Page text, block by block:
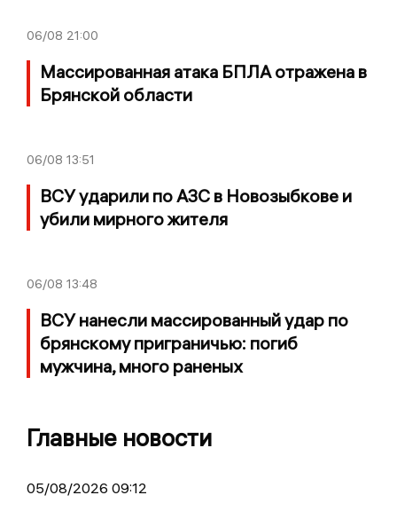
06/08 21:00
Массированная атака БПЛА отражена в
Брянской области
06/08 13:51
ВСУ ударили по АЗС в Новозыбкове и
убили мирного жителя
06/08 13:48
ВСУ нанесли массированный удар по
брянскому приграничью: погиб
мужчина, много раненых
Главные новости
05/08/2026 09:12